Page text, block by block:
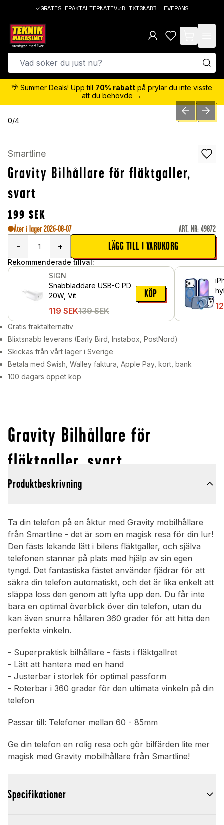
GRATIS FRAKTALTERNATIV BLIXTSNABB LEVERANS
items in cart,
🌴 Summer Deals! Upp till 70% rabatt på prylar du inte visste
att du behövde →
0/4 PREVIOUSNEXT
Smartline
Gravity Bilhållare för fläktgaller,
svart
199 SEK
Åter i lager 2026-08-07 ART. NR: 49872
-
+ LÄGG TILL I VARUKORG
Rekommenderade tillval:
SIGN
Snabbladdare USB-C PD
20W, Vit
119 SEK139 SEK
KÖP
Gratis fraktalternativ
Blixtsnabb leverans (Early Bird, Instabox, PostNord)
Skickas från vårt lager i Sverige
Betala med Swish, Walley faktura, Apple Pay, kort, bank
100 dagars öppet köp
Gravity Bilhållare för
fläktgaller, svart
Produktbeskrivning
Ta din telefon på en åktur med Gravity mobilhållare
från Smartline - det är som en magisk resa för din lur!
Den fästs lekande lätt i bilens fläktgaller, och själva
telefonen stannar på plats med hjälp av sin egen
tyngd. Det fantastiska fästet använder fjädrar för att
säkra din telefon automatiskt, och det är lika enkelt att
släppa loss den genom att lyfta upp den. Du får inte
bara en optimal överblick över din telefon, utan du
kan även snurra hållaren 360 grader för att hitta den
perfekta vinkeln.
- Superpraktisk bilhållare - fästs i fläktgallret
- Lätt att hantera med en hand
- Justerbar i storlek för optimal passform
- Roterbar i 360 grader för den ultimata vinkeln på din
telefon
Passar till: Telefoner mellan 60 - 85mm
Ge din telefon en rolig resa och gör bilfärden lite mer
magisk med Gravity mobilhållare från Smartline!
Specifikationer